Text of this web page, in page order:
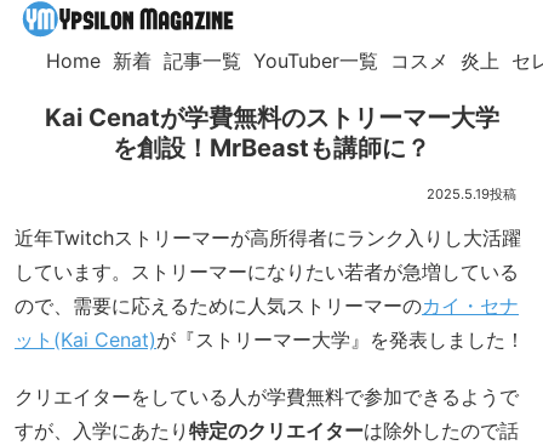
Home 新着 記事一覧 YouTuber一覧 コスメ 炎上 セ
Kai Cenatが学費無料のストリーマー大学
を創設！MrBeastも講師に？
2025.5.19
近年Twitchストリーマーが高所得者にランク入りし大活躍
しています。ストリーマーになりたい若者が急増している
ので、需要に応えるために人気ストリーマーのカイ・セナ
ット(Kai Cenat)が『ストリーマー大学』を発表しました！
クリエイターをしている人が学費無料で参加できるようで
すが、入学にあたり 特定のクリエイターは除外したので話